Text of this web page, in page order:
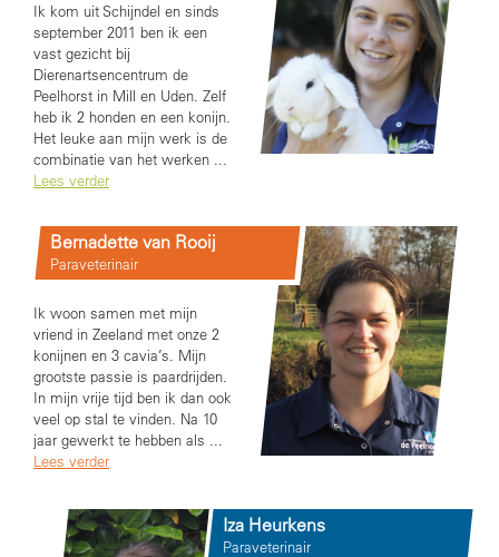
Ik kom uit Schijndel en sinds
september 2011 ben ik een
vast gezicht bij
Dierenartsencentrum de
Peelhorst in Mill en Uden. Zelf
heb ik 2 honden en een konijn.
Het leuke aan mijn werk is de
combinatie van het werken ...
Lees verder
Bernadette van Rooij
Paraveterinair
Ik woon samen met mijn
vriend in Zeeland met onze 2
konijnen en 3 cavia’s. Mijn
grootste passie is paardrijden.
In mijn vrije tijd ben ik dan ook
veel op stal te vinden. Na 10
jaar gewerkt te hebben als ...
Lees verder
Iza Heurkens
Paraveterinair